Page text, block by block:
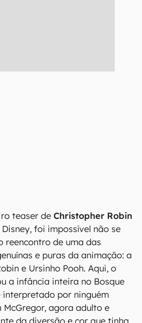
teaser de Christopher Robin
foi impossível não se
reencontro de uma das
e puras da animação: a
e Ursinho Pooh. Aqui, o
a infância inteira no Bosque
interpretado por ninguém
McGregor, agora adulto e